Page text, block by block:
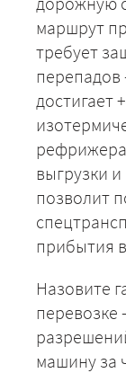
маршрут
требует
достигает
выгрузки
позволит
прибытия
Назовите
перевозке
машину за